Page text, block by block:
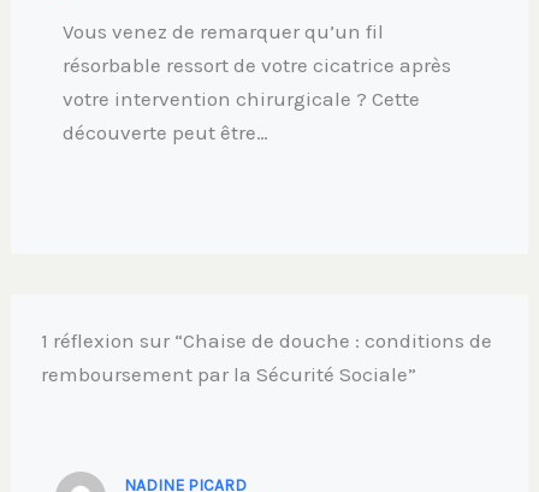
Vous venez de remarquer qu’un fil
résorbable ressort de votre cicatrice après
votre intervention chirurgicale ? Cette
découverte peut être…
1 réflexion sur “Chaise de douche : conditions de
remboursement par la Sécurité Sociale”
NADINE PICARD